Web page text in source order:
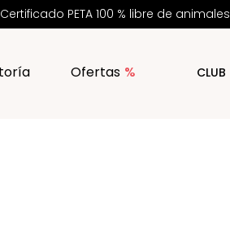
PETA 100 % libre de animales
Ofertas CLUB